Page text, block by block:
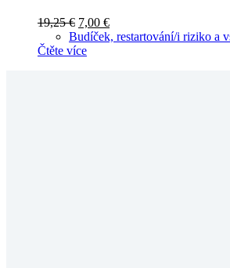
19,25€ Původní
cena
byla:
7,00 €Aktuální
cena
Budíček, restartování/i riziko a
Čtěte více